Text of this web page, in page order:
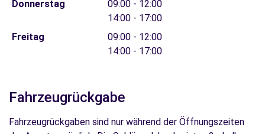
Donnerstag
09:00 - 12:00
14:00 - 17:00
Freitag
09:00 - 12:00
14:00 - 17:00
Fahrzeugrückgabe
Fahrzeugrückgaben sind nur während der Öffnungszeiten